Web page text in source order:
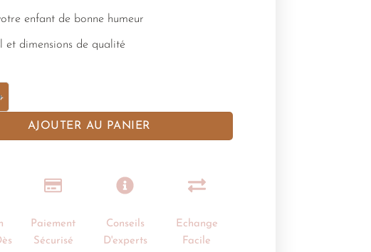
enfant de bonne humeur
et dimensions de qualité
AJOUTER AU PANIER
Paiement
Sécurisé
Conseils
D'experts
Echange
Facile